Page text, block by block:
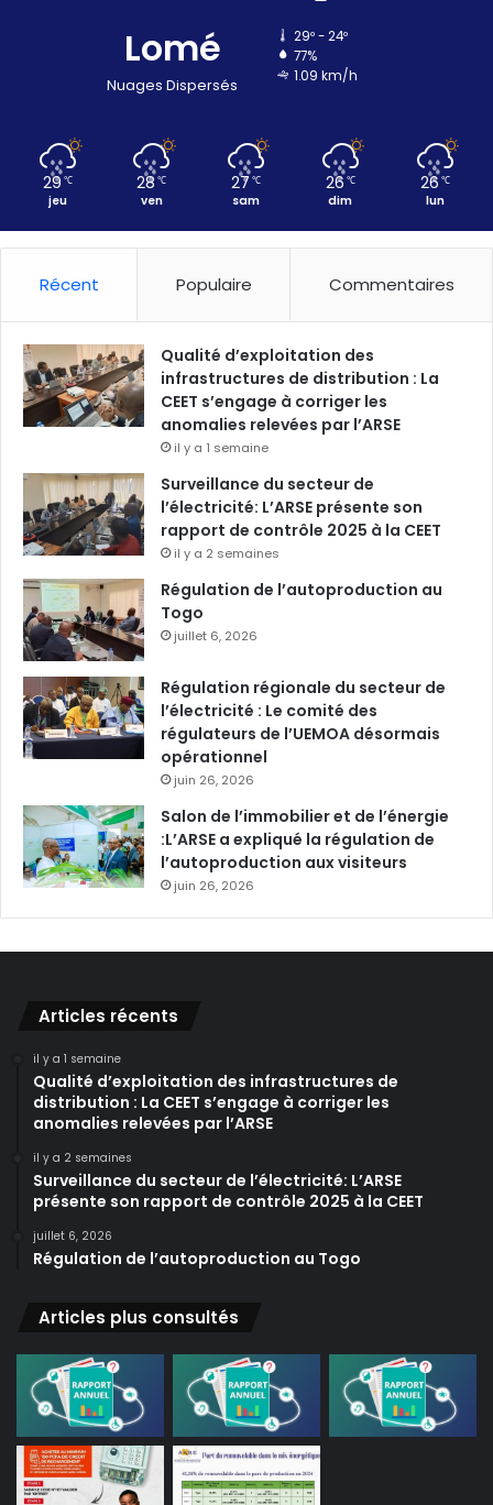
Lomé
Nuages Dispersés
29º - 24º
77%
1.09 km/h
29℃
jeu
28℃
ven
27 ℃
sam
26 ℃
dim
26 ℃
lun
Récent Populaire Commentaires
Qualité d’exploitation des
infrastructures de distribution : La
CEET s’engage à corriger les
anomalies relevées par l’ARSE
il y a 1 semaine
Surveillance du secteur de
l’électricité: L’ARSE présente son
rapport de contrôle 2025 à la CEET
il y a 2 semaines
Régulation de l’autoproduction au
Togo
juillet 6, 2026
Régulation régionale du secteur de
l’électricité : Le comité des
régulateurs de l’UEMOA désormais
opérationnel
juin 26, 2026
Salon de l’immobilier et de l’énergie
:L’ARSE a expliqué la régulation de
l’autoproduction aux visiteurs
juin 26, 2026
Articles récents
il y a 1 semaine
Qualité d’exploitation des infrastructures de
distribution : La CEET s’engage à corriger les
anomalies relevées par l’ARSE
il y a 2 semaines
Surveillance du secteur de l’électricité: L’ARSE
présente son rapport de contrôle 2025 à la CEET
juillet 6, 2026
Régulation de l’autoproduction au Togo
Articles plus consultés